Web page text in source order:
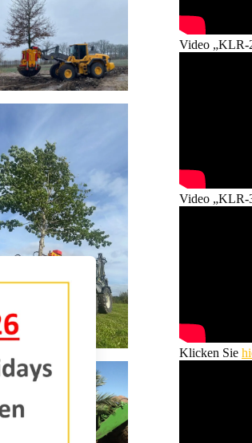
Video „KLR-
Video „KLR-
Klicken Sie